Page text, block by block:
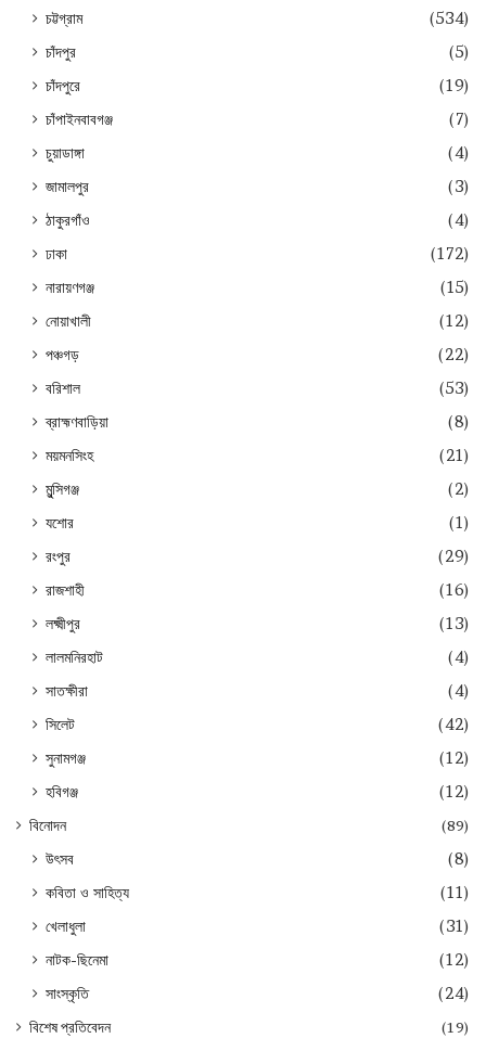
চট্টগ্রাম
(534)
চাঁদপুর
(5)
চাঁদপুরে
(19)
চাঁপাইনবাবগঞ্জ
(7)
চুয়াডাঙ্গা
(4)
জামালপুর
(3)
ঠাকুরগাঁও
(4)
ঢাকা
(172)
নারায়ণগঞ্জ
(15)
নোয়াখালী
(12)
পঞ্চগড়
(22)
বরিশাল
(53)
ব্রাহ্মণবাড়িয়া
(8)
ময়মনসিংহ
(21)
মুন্সিগঞ্জ
(2)
যশোর
(1)
রংপুর
(29)
রাজশাহী
(16)
লক্ষ্মীপুর
(13)
লালমনিরহাট
(4)
সাতক্ষীরা
(4)
সিলেট
(42)
সুনামগঞ্জ
(12)
হবিগঞ্জ
(12)
বিনোদন (89)
উৎসব
(8)
কবিতা ও সাহিত্য
(11)
খেলাধুলা
(31)
নাটক-ছিনেমা
(12)
সাংস্কৃতি
(24)
বিশেষ প্রতিবেদন
(19)